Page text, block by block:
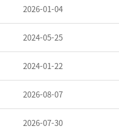
2026-01-04
2024-05-25
2024-01-22
2026-08-07
2026-07-30